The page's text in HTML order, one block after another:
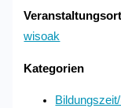
Veranstaltungsort
wisoak
Kategorien